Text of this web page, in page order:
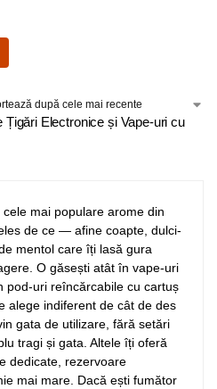
Electronice și Vape-uri cu
mai populare arome din
de ce — afine coapte, dulci-
mentol care îți lasă gura
O găsești atât în vape-uri
pod-uri reîncărcabile cu cartuș
alege indiferent de cât de des
gata de utilizare, fără setări
tragi și gata. Altele îți oferă
dedicate, rezervoare
mai mare. Dacă ești fumător